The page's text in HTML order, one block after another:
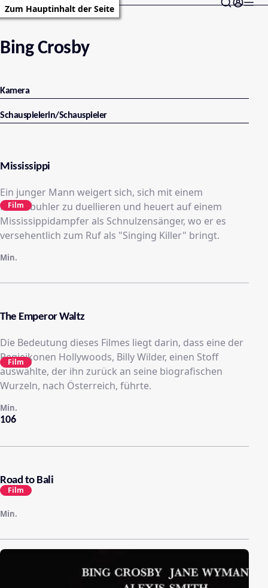
Zum Hauptinhalt der Seite
Bing Crosby
Kamera
Schauspielerin/Schauspieler
Mississippi
Ein junger Mann weigert sich, sich mit einem
Nebenbuhler zu duellieren und heuert auf einem
Mississippidampfer als Schnulzensänger, wo er es
versehentlich zum Ruf als "Singing Killer" bringt.
Min.
Film
The Emperor Waltz
Die Bedeutung dieses Filmes liegt darin, dass eine der
Regieikonen Hollywoods, Billy Wilder, einen Stoff
auswählte, der ihn zurück an seine biografischen
Wurzeln, nach Österreich, führte.
106
Min.
Film
Road to Bali
Min.
Film